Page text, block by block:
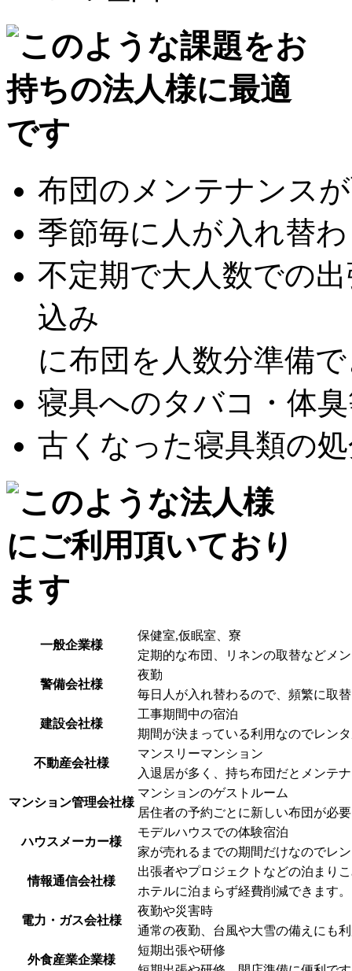
布団のメンテナンス
季節毎に人が入れ替
不定期で大人数での
込み
に布団を人数分準備
寝具へのタバコ・体
古くなった寝具類の
一般企業様
保健室,仮眠室、寮
定期的な布団、リネンの取替などメ
警備会社様
夜勤
毎日人が入れ替わるので、頻繁に取
建設会社様
工事期間中の宿泊
期間が決まっている利用なのでレン
不動産会社様
マンスリーマンション
入退居が多く、持ち布団だとメンテ
マンション管理会社様
マンションのゲストルーム
居住者の予約ごとに新しい布団が必
ハウスメーカー様
モデルハウスでの体験宿泊
家が売れるまでの期間だけなのでレ
情報通信会社様
出張者やプロジェクトなどの泊まり
ホテルに泊まらず経費削減できます。
電力・ガス会社様
夜勤や災害時
通常の夜勤、台風や大雪の備えにも
外食産業企業様
短期出張や研修